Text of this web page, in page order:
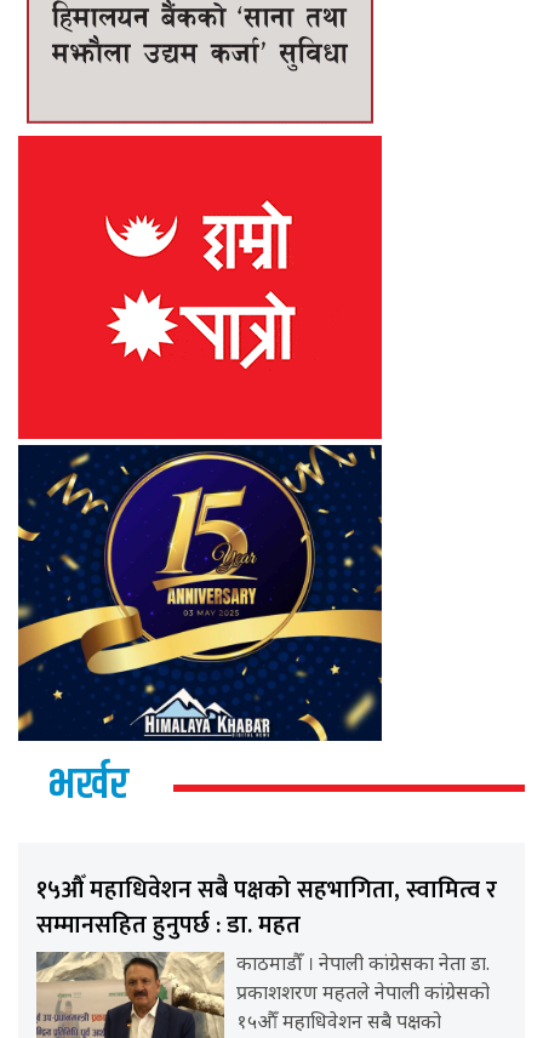
भर्खर
१५औँ महाधिवेशन सबै पक्षको सहभागिता, स्वामित्व र
सम्मानसहित हुनुपर्छ : डा. महत
काठमाडौँ । नेपाली कांग्रेसका नेता डा.
प्रकाशशरण महतले नेपाली कांग्रेसको
१५औँ महाधिवेशन सबै पक्षको